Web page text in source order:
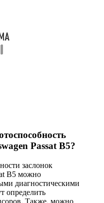
Passat B5?
заслонок
B5 можно
диагностическими
определить